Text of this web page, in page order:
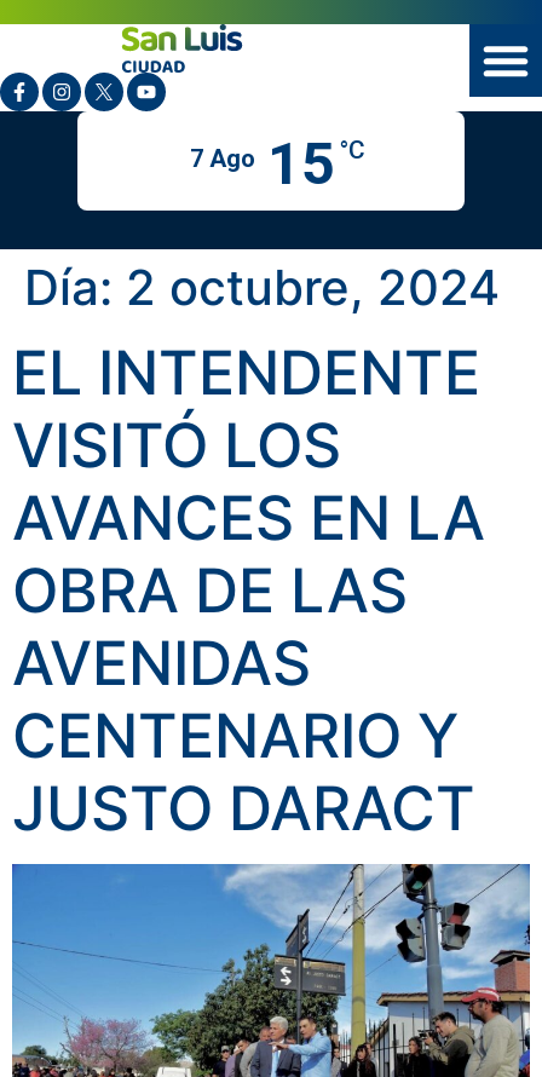
7 Ago 15 °C
Día: 2 octubre, 2024
EL INTENDENTE
VISITÓ LOS
AVANCES EN LA
OBRA DE LAS
AVENIDAS
CENTENARIO Y
JUSTO DARACT